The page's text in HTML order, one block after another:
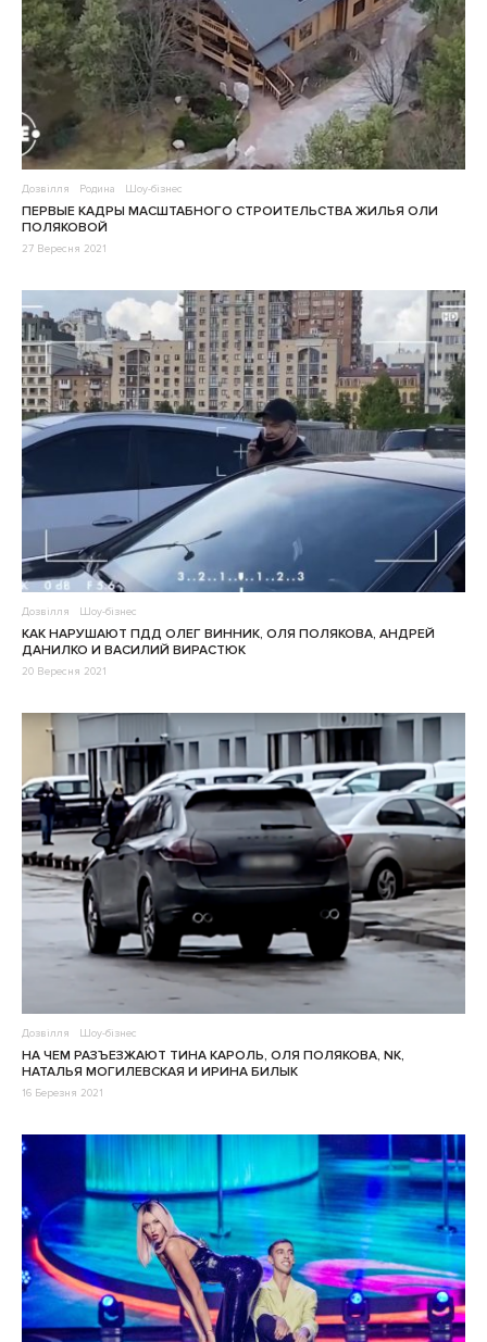
Дозвілля Родина Шоу-бізнес
ПЕРВЫЕ КАДРЫ МАСШТАБНОГО СТРОИТЕЛЬСТВА ЖИЛЬЯ ОЛИ
ПОЛЯКОВОЙ
27 Вересня 2021
Дозвілля Шоу-бізнес
КАК НАРУШАЮТ ПДД ОЛЕГ ВИННИК, ОЛЯ ПОЛЯКОВА, АНДРЕЙ
ДАНИЛКО И ВАСИЛИЙ ВИРАСТЮК
20 Вересня 2021
Дозвілля Шоу-бізнес
НА ЧЕМ РАЗЪЕЗЖАЮТ ТИНА КАРОЛЬ, ОЛЯ ПОЛЯКОВА, NK,
НАТАЛЬЯ МОГИЛЕВСКАЯ И ИРИНА БИЛЫК
16 Березня 2021